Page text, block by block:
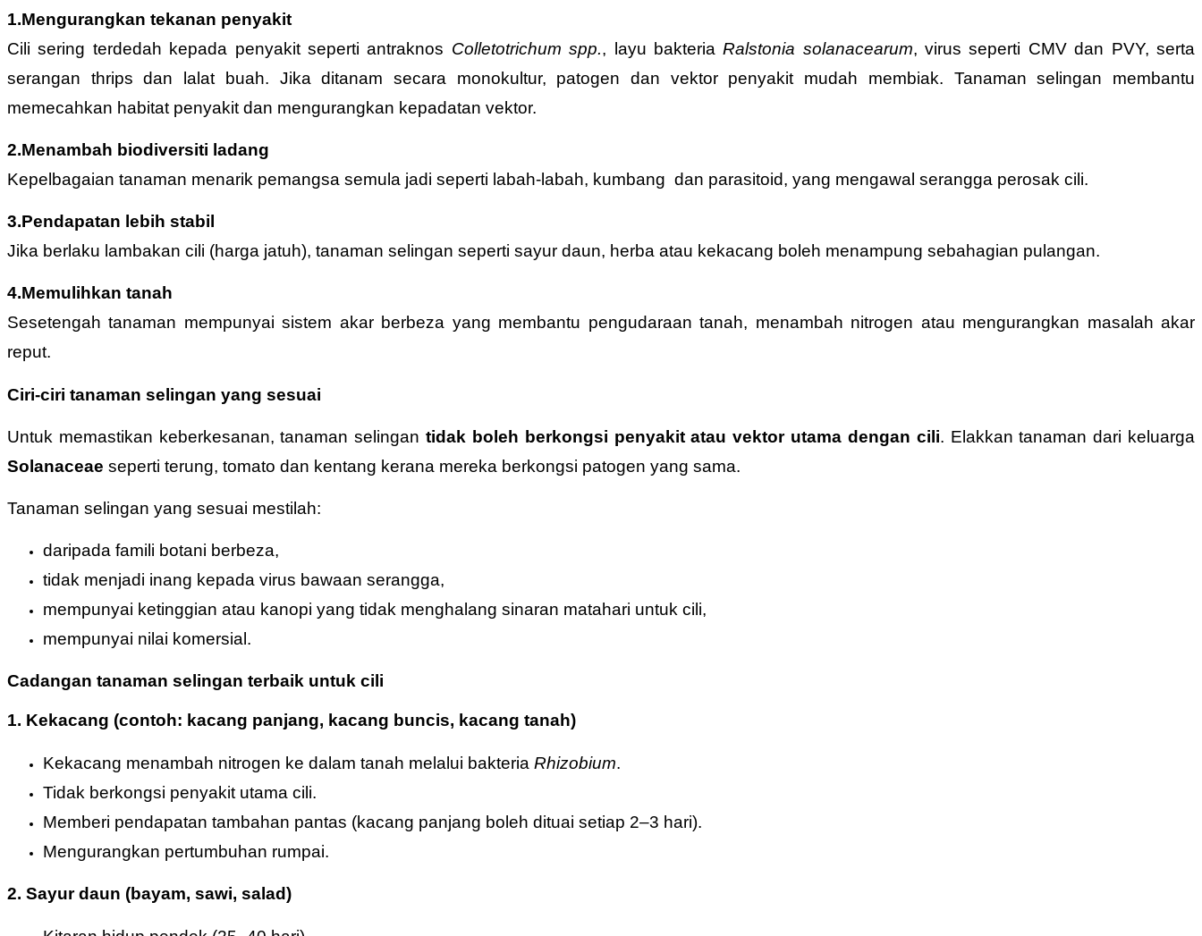
1.Mengurangkan tekanan penyakit
Cili sering terdedah kepada penyakit seperti antraknos Colletotrichum spp., layu bakteriaRalstonia solanacearum, virus seperti CMV dan PVY, serta
serangan thrips dan lalat buah. Jika ditanam secara monokultur, patogen dan vektor penyakit mudah membiak. Tanaman selingan membantu
memecahkan habitat penyakit dan mengurangkan kepadatan vektor.
2.Menambah biodiversiti ladang
Kepelbagaian tanaman menarik pemangsa semula jadi seperti labah-labah, kumbang dan parasitoid, yang mengawal serangga perosak cili.
3.Pendapatan lebih stabil
Jika berlaku lambakan cili (harga jatuh), tanaman selingan seperti sayur daun, herba atau kekacang boleh menampung sebahagian pulangan.
4.Memulihkan tanah
Sesetengah tanaman mempunyai sistem akar berbeza yang membantu pengudaraan tanah, menambah nitrogen atau mengurangkan masalah akar
reput.
Ciri-ciri tanaman selingan yang sesuai
Untuk memastikan keberkesanan, tanaman selingantidak boleh berkongsi penyakit atau vektor utama dengan cili. Elakkan tanaman dari keluarga
Solanaceae seperti terung, tomato dan kentang kerana mereka berkongsi patogen yang sama.
Tanaman selingan yang sesuai mestilah:
daripada famili botani berbeza,
tidak menjadi inang kepada virus bawaan serangga,
mempunyai ketinggian atau kanopi yang tidak menghalang sinaran matahari untuk cili,
mempunyai nilai komersial.
Cadangan tanaman selingan terbaik untuk cili
1. Kekacang (contoh: kacang panjang, kacang buncis, kacang tanah)
Kekacang menambah nitrogen ke dalam tanah melalui bakteria Rhizobium.
Tidak berkongsi penyakit utama cili.
Memberi pendapatan tambahan pantas (kacang panjang boleh dituai setiap 2–3 hari).
Mengurangkan pertumbuhan rumpai.
2. Sayur daun (bayam, sawi, salad)